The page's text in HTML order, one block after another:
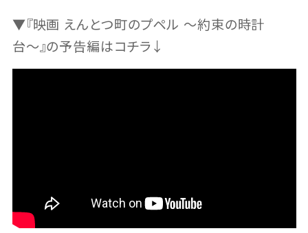
▼『映画 えんとつ町のプペル 〜約束の時計
台〜』の予告編はコチラ↓